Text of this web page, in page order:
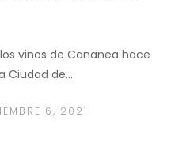
vinos de Cananea hace
Ciudad de…
6, 2021